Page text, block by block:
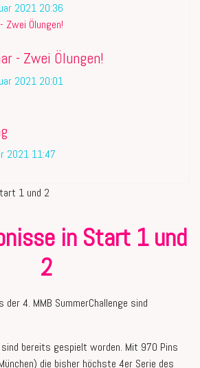
2021 20:36
- Zwei Ölungen!
2021 20:01
2021 11:47
in Start 1 und
2
4. MMB SummerChallenge sind
bereits gespielt worden. Mit 970 Pins
die bisher höchste 4er Serie des